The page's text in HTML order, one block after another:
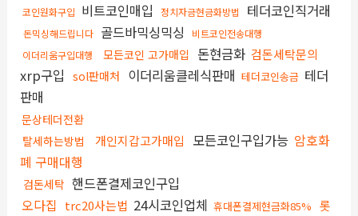
코인원화구입 비트코인매입 정치자금현금화방법 테더코인직거래
돈믹싱해드립니다 골드바믹싱믹싱
비트코인전송대행
이더리움구입대행
모든코인 고가매입 돈현금화 검돈세탁문의
xrp구입 sol판매처 이더리움클레식판매 테더코인송금 테더
판매
문상테더전환
탈세하는방법
개인지갑고가매입 모든코인구입가능 암호화
폐 구매대행
검돈세탁 핸드폰결제코인구입
오다집 trc20사는법 24시코인업체 휴대폰결제현금화85% 롯